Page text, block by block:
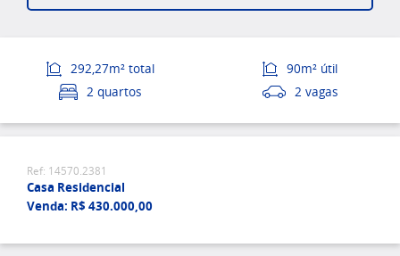
292,27m² total
90m² útil
2 quartos
2 vagas
Ref: 14570.2381
Casa Residencial
Venda: R$ 430.000,00